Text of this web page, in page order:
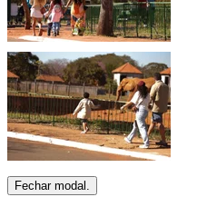
Fechar modal.